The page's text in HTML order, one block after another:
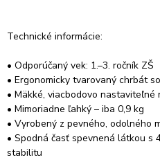
Technické informácie:
• Odporúčaný vek: 1.–3. ročník ZŠ
• Ergonomicky tvarovaný chrbát
• Mäkké, viacbodovo nastaviteľné
• Mimoriadne ľahký – iba 0,9 kg
• Vyrobený z pevného, odolného
• Spodná časť spevnená látkou s
stabilitu